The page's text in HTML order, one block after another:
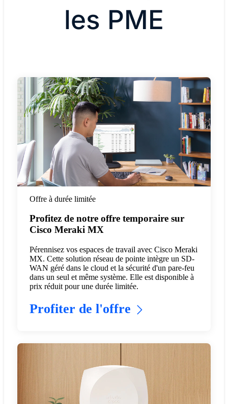
les PME
Offre à durée limitée
Profitez de notre offre temporaire sur
Cisco Meraki MX
Pérennisez vos espaces de travail avec Cisco Meraki
MX. Cette solution réseau de pointe intègre un SD-
WAN géré dans le cloud et la sécurité d'un pare-feu
dans un seul et même système. Elle est disponible à
prix réduit pour une durée limitée.
Profiter de l'offre